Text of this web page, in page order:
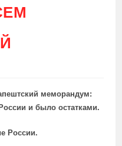
меморандум:
и было остатками.
России.